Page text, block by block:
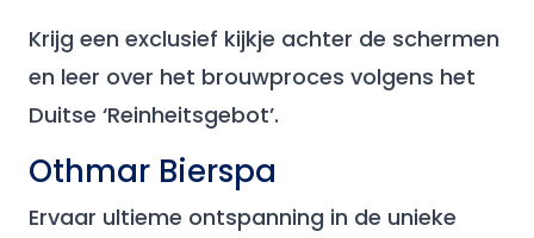
Krijg een exclusief kijkje achter de schermen
en leer over het brouwproces volgens het
Duitse ‘Reinheitsgebot’.
Othmar Bierspa
Ervaar ultieme ontspanning in de unieke